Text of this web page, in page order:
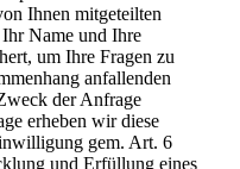
Ihnen mitgeteilten
Name und Ihre
um Ihre Fragen zu
anfallenden
der Anfrage
erheben wir diese
gem. Art. 6
und Erfüllung eines